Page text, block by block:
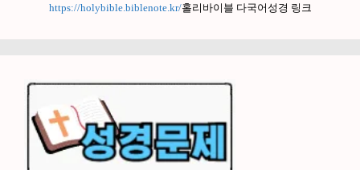
https://holybible.biblenote.kr/홀리바이블 다국어성경 링크